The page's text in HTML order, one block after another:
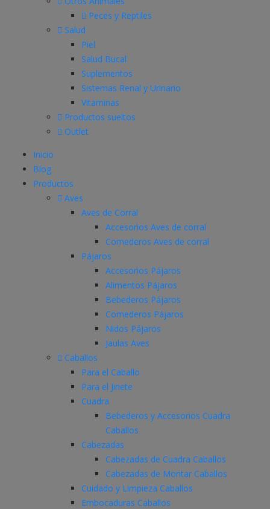
Peces y Reptiles
Salud
Piel
Salud Bucal
Suplementos
Sistemas Renal y Urinario
Vitaminas
Productos sueltos
Outlet
Inicio
Blog
Productos
Aves
Aves de Corral
Accesorios Aves de corral
Comederos Aves de corral
Pájaros
Accesorios Pájaros
Alimentos Pájaros
Bebederos Pájaros
Comederos Pájaros
Nidos Pájaros
Jaulas Aves
Caballos
Para el Caballo
Para el Jinete
Cuadra
Bebederos y Accesorios Cuadra
Caballos
Cabezadas
Cabezadas de Cuadra Caballos
Cabezadas de Montar Caballos
Cuidado y Limpieza Caballos
Embocaduras Caballos